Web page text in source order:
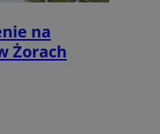
na
Żorach